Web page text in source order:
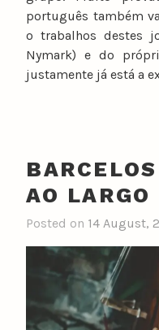
português também
o trabalhos destes
Nymark) e do
justamente já está a
AO LARGO
Posted on 14 August,